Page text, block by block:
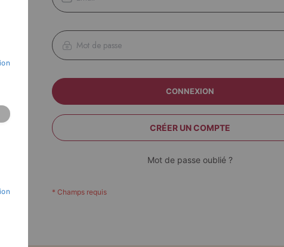
CONNEXION
CRÉER UN COMPTE
Mot de passe oublié ?